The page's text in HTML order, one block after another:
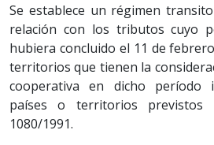
Se establece un régimen
relación con los tributos cuyo
hubiera concluido el 11 de
territorios que tienen la
cooperativa en dicho período
países o territorios previstos
1080/1991.